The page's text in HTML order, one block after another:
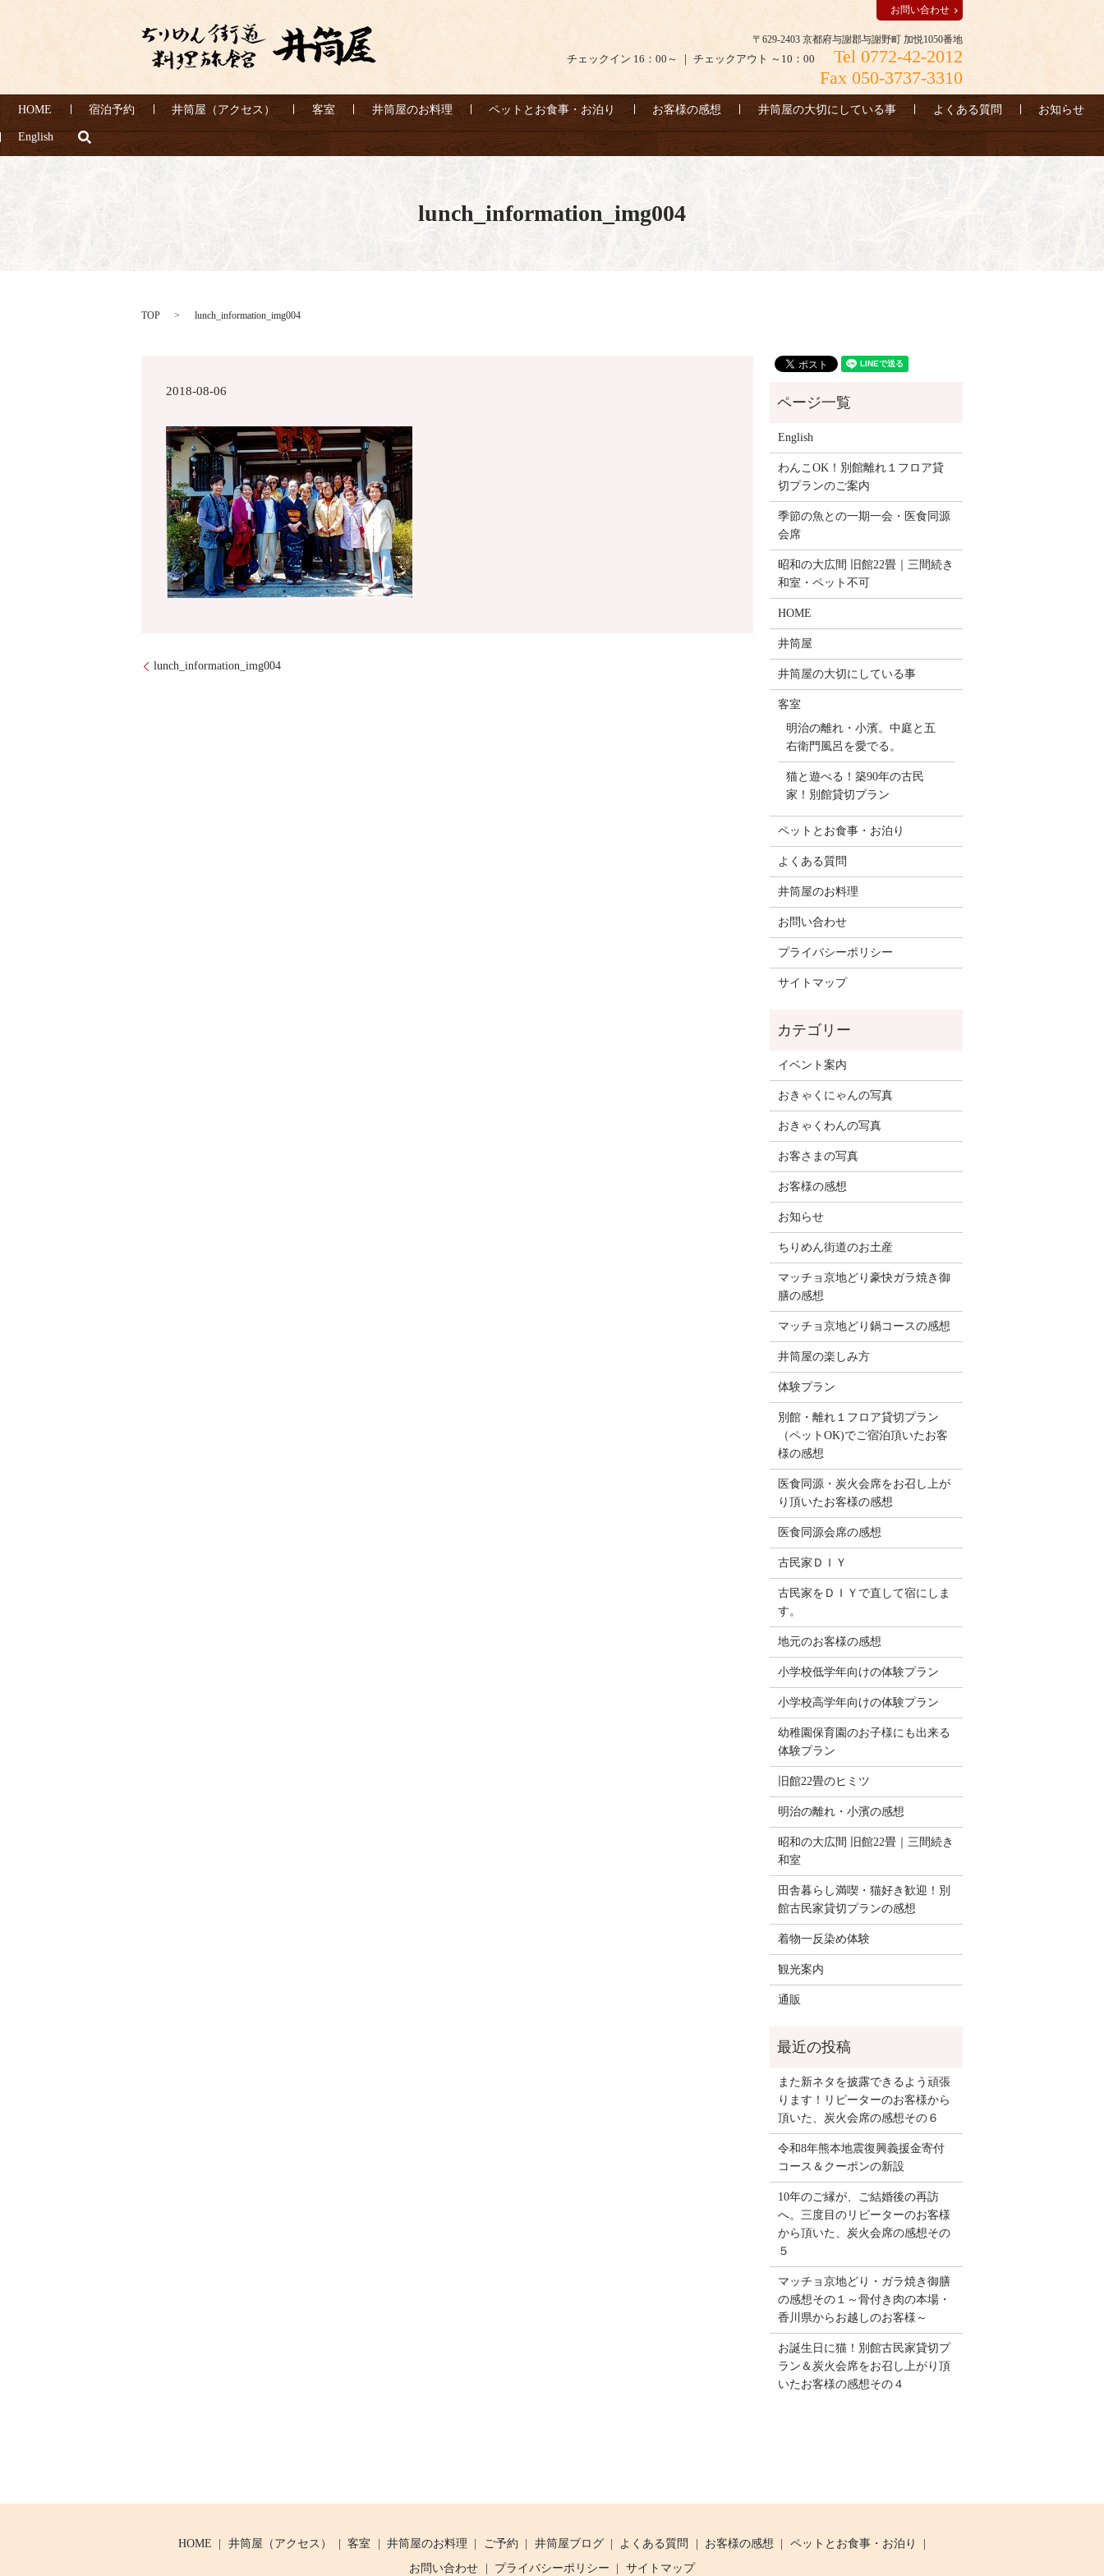
〒629-2403 京都府与謝郡与謝野町 加悦1050番地
チェックイン 16：00～ ｜ チェックアウト ～10：00
Tel 0772-42-2012
Fax 050-3737-3310
お問い合わせ
HOME 宿泊予約 井筒屋（アクセス） 客室 井筒屋のお料理 ペットとお食事・お泊り お客様の感想 井筒屋の大切にしている事 よくある質問 お知らせ
English
lunch_information_img004
TOP lunch_information_img004
2018-08-06
lunch_information_img004
English
わんこOK！別館離れ１フロア貸
切プランのご案内
季節の魚との一期一会・医食同源
会席
昭和の大広間 旧館22畳｜三間続き
和室・ペット不可
HOME
井筒屋
井筒屋の大切にしている事
客室
明治の離れ・小濱。中庭と五
右衛門風呂を愛でる。
猫と遊べる！築90年の古民
家！別館貸切プラン
ペットとお食事・お泊り
よくある質問
井筒屋のお料理
お問い合わせ
プライバシーポリシー
サイトマップ
イベント案内
おきゃくにゃんの写真
おきゃくわんの写真
お客さまの写真
お客様の感想
お知らせ
ちりめん街道のお土産
マッチョ京地どり豪快ガラ焼き御
膳の感想
マッチョ京地どり鍋コースの感想
井筒屋の楽しみ方
体験プラン
別館・離れ１フロア貸切プラン
（ペットOK)でご宿泊頂いたお客
様の感想
医食同源・炭火会席をお召し上が
り頂いたお客様の感想
医食同源会席の感想
古民家ＤＩＹ
古民家をＤＩＹで直して宿にしま
す。
地元のお客様の感想
小学校低学年向けの体験プラン
小学校高学年向けの体験プラン
幼稚園保育園のお子様にも出来る
体験プラン
旧館22畳のヒミツ
明治の離れ・小濱の感想
昭和の大広間 旧館22畳｜三間続き
和室
田舎暮らし満喫・猫好き歓迎！別
館古民家貸切プランの感想
着物一反染め体験
観光案内
通販
また新ネタを披露できるよう頑張
ります！リピーターのお客様から
頂いた、炭火会席の感想その６
令和8年熊本地震復興義援金寄付
コース＆クーポンの新設
10年のご縁が、ご結婚後の再訪
へ。三度目のリピーターのお客様
から頂いた、炭火会席の感想その
５
マッチョ京地どり・ガラ焼き御膳
の感想その１～骨付き肉の本場・
香川県からお越しのお客様～
お誕生日に猫！別館古民家貸切プ
ラン＆炭火会席をお召し上がり頂
いたお客様の感想その４
HOME 井筒屋（アクセス） 客室 井筒屋のお料理 ご予約 井筒屋ブログ よくある質問 お客様の感想
ペットとお食事・お泊り
お問い合わせ
プライバシーポリシー サイトマップ